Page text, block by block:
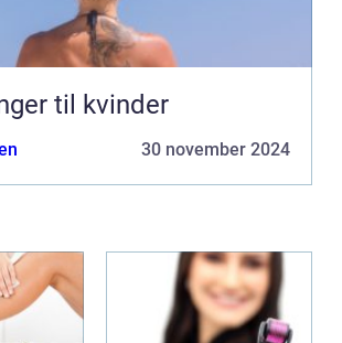
til kvinder
30 november 2024